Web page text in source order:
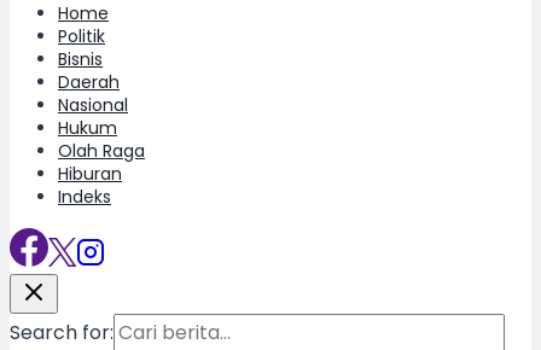
Home
Politik
Bisnis
Daerah
Nasional
Hukum
Olah Raga
Hiburan
Indeks
Search for: